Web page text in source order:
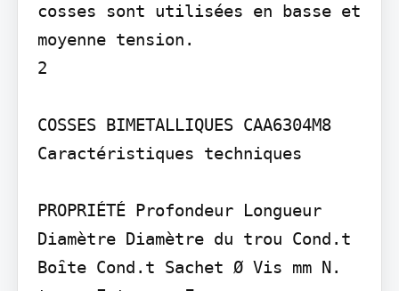
cosses sont utilisées en basse et
moyenne tension.
2
COSSES BIMETALLIQUES CAA630­4M8
Caractéristiques techniques
PROPRIÉTÉ Profondeur Longueur
Diamètre Diamètre du trou Cond.t
Boȋte Cond.t Sachet Ø Vis mm N.